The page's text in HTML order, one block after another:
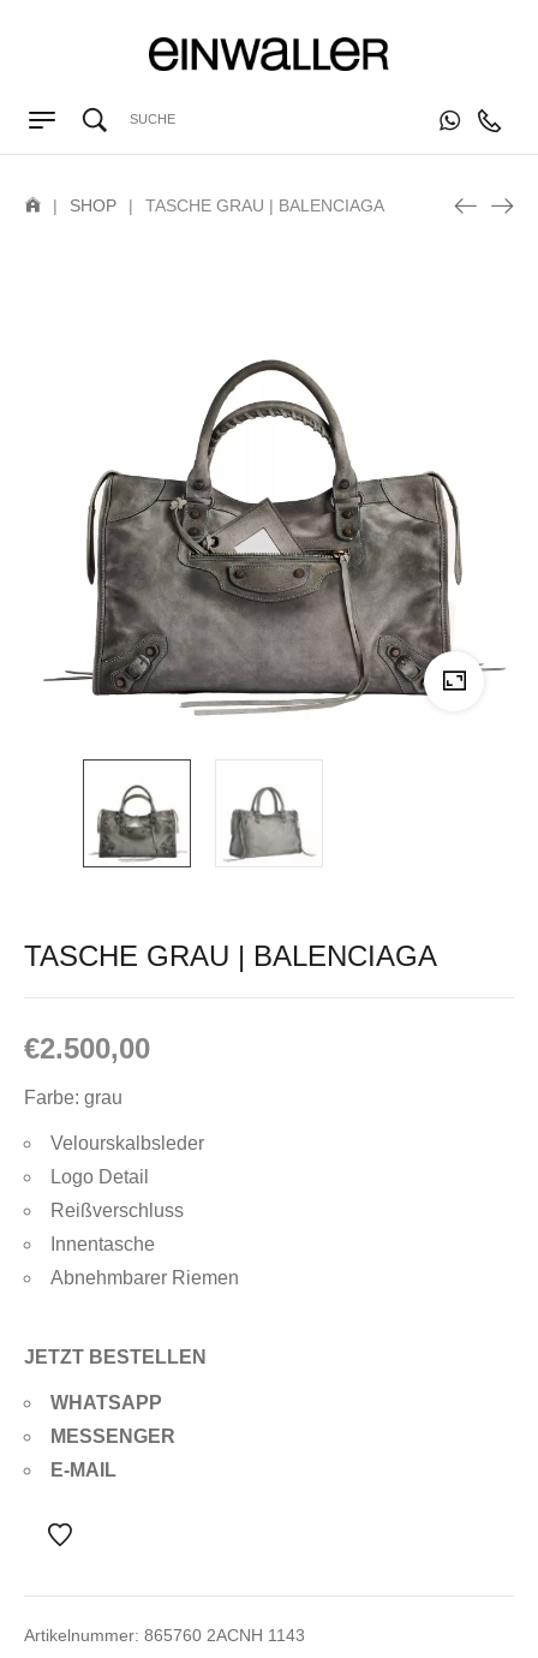
| SHOP | TASCHE GRAU | BALENCIAGA
TASCHE GRAU | BALENCIAGA
€2.500,00
Farbe: grau
Velourskalbsleder
Logo Detail
Reißverschluss
Innentasche
Abnehmbarer Riemen
JETZT BESTELLEN
WHATSAPP
MESSENGER
E-MAIL
Artikelnummer: 865760 2ACNH 1143